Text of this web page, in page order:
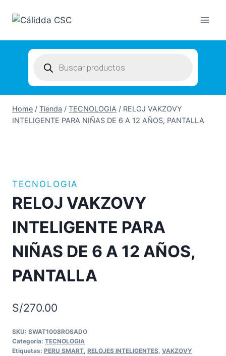
search
Home / Tienda / TECNOLOGIA / RELOJ VAKZOVY
INTELIGENTE PARA NIÑAS DE 6 A 12 AÑOS, PANTALLA
TECNOLOGIA
RELOJ VAKZOVY
INTELIGENTE PARA
NIÑAS DE 6 A 12 AÑOS,
PANTALLA
S/270.00
SKU: SWAT1008ROSADO
Categoría: TECNOLOGIA
Etiquetas: PERU SMART RELOJES INTELIGENTES VAKZOVY